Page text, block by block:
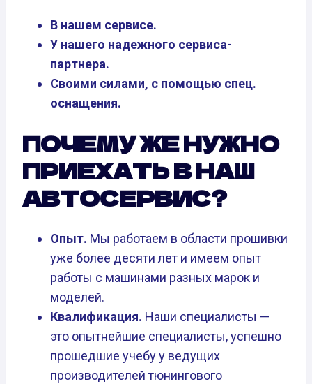
В нашем сервисе.
У нашего надежного сервиса-
партнера.
Своими силами, с помощью спец.
оснащения.
ПОЧЕМУ ЖЕ НУЖНО
ПРИЕХАТЬ В НАШ
АВТОСЕРВИС?
Опыт. Мы работаем в области прошивки
уже более десяти лет и имеем опыт
работы с машинами разных марок и
моделей.
Квалификация. Наши специалисты —
это опытнейшие специалисты, успешно
прошедшие учебу у ведущих
производителей тюнингового